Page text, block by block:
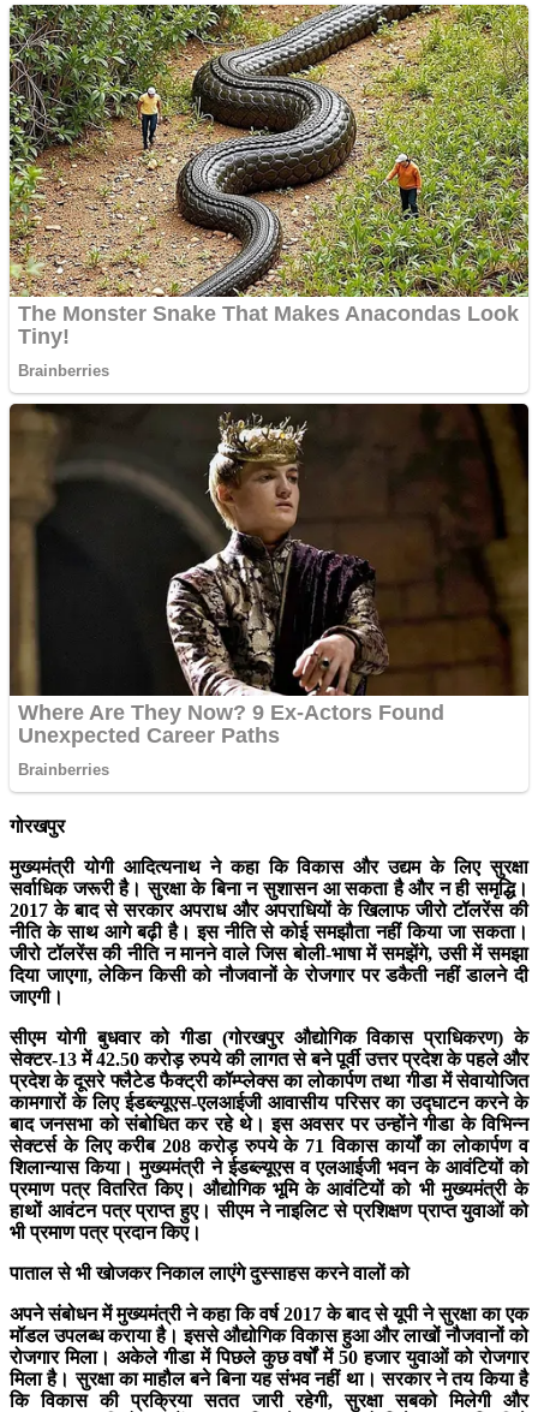
गोरखपुर
मुख्यमंत्री योगी आदित्यनाथ ने कहा कि विकास और उद्यम के लिए सुरक्षा
सर्वाधिक जरूरी है। सुरक्षा के बिना न सुशासन आ सकता है और न ही समृद्धि।
2017 के बाद से सरकार अपराध और अपराधियों के खिलाफ जीरो टॉलरेंस की
नीति के साथ आगे बढ़ी है। इस नीति से कोई समझौता नहीं किया जा सकता।
जीरो टॉलरेंस की नीति न मानने वाले जिस बोली-भाषा में समझेंगे, उसी में समझा
दिया जाएगा, लेकिन किसी को नौजवानों के रोजगार पर डकैती नहीं डालने दी
जाएगी।
सीएम योगी बुधवार को गीडा (गोरखपुर औद्योगिक विकास प्राधिकरण) के
सेक्टर-13 में 42.50 करोड़ रुपये की लागत से बने पूर्वी उत्तर प्रदेश के पहले और
प्रदेश के दूसरे फ्लैटेड फैक्ट्री कॉम्प्लेक्स का लोकार्पण तथा गीडा में सेवायोजित
कामगारों के लिए ईडब्ल्यूएस-एलआईजी आवासीय परिसर का उद्घाटन करने के
बाद जनसभा को संबोधित कर रहे थे। इस अवसर पर उन्होंने गीडा के विभिन्न
सेक्टर्स के लिए करीब 208 करोड़ रुपये के 71 विकास कार्यों का लोकार्पण व
शिलान्यास किया। मुख्यमंत्री ने ईडब्ल्यूएस व एलआईजी भवन के आवंटियों को
प्रमाण पत्र वितरित किए। औद्योगिक भूमि के आवंटियों को भी मुख्यमंत्री के
हाथों आवंटन पत्र प्राप्त हुए। सीएम ने नाइलिट से प्रशिक्षण प्राप्त युवाओं को
भी प्रमाण पत्र प्रदान किए।
पाताल से भी खोजकर निकाल लाएंगे दुस्साहस करने वालों को
अपने संबोधन में मुख्यमंत्री ने कहा कि वर्ष 2017 के बाद से यूपी ने सुरक्षा का एक
मॉडल उपलब्ध कराया है। इससे औद्योगिक विकास हुआ और लाखों नौजवानों को
रोजगार मिला। अकेले गीडा में पिछले कुछ वर्षों में 50 हजार युवाओं को रोजगार
मिला है। सुरक्षा का माहौल बने बिना यह संभव नहीं था। सरकार ने तय किया है
कि विकास की प्रक्रिया सतत जारी रहेगी, सुरक्षा सबको मिलेगी और